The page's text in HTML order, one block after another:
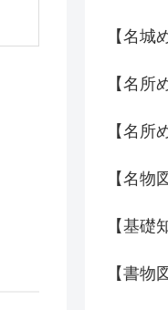
【名城
【名所
【名所
【名物
【基礎
【書物